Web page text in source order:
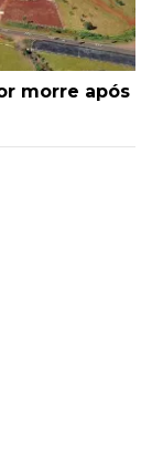
morre após